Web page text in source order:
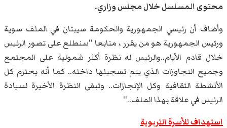
محتوى المسلسل خلال مجلس وزاري.
وأضاف أن رئيسي الجمهورية والحكومة سيبتان في الملف سوية
ورئيس الجمهورية هو من يقرر ، متابعا ''سنطلع على تصور الرئيس
خلال قادم الأيام..والرئيس له نظرة أكثر شمولية على المجتمع
وجميع التجاوزات الذي يتم تسجيلها داخله.. كما أنه يحترم كل
الأنشطة الثقافية وكل الإنجازات.. وتبقى النظرة الأخيرة لسيادة
الرئيس في علاقة بهذا الملف..''
استهداف للأسرة التربوية